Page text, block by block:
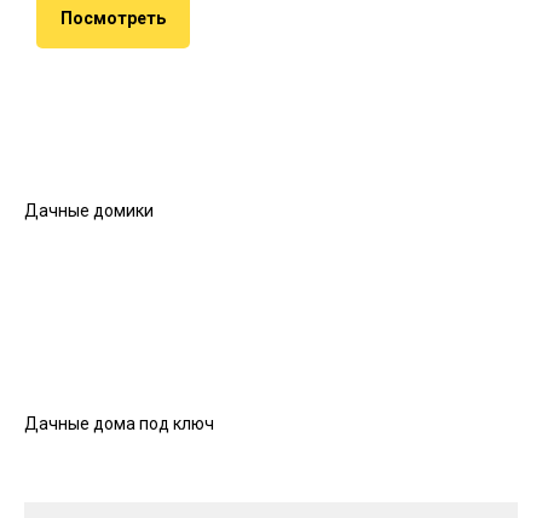
Посмотреть
Дачные домики
Дачные дома под ключ